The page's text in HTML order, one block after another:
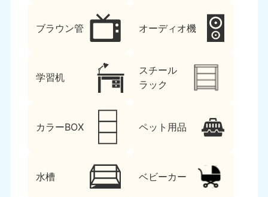
ブラウン管 オーディオ機
学習机
スチール
ラック
カラーBOX ペット用品
水槽 ベビーカー